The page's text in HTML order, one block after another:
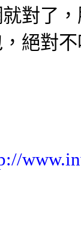
就對了
，絕對